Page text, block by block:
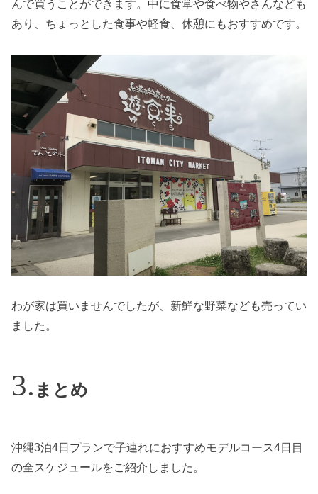
んで買うことができます。中に食堂や食べ物やさんなども
あり、ちょっとした食事や軽食、休憩にもおすすめです。
わが家は買いませんでしたが、新鮮な野菜なども売ってい
ました。
まとめ
沖縄3泊4日プランで子連れにおすすめモデルコース4日目
の全スケジュールをご紹介しました。